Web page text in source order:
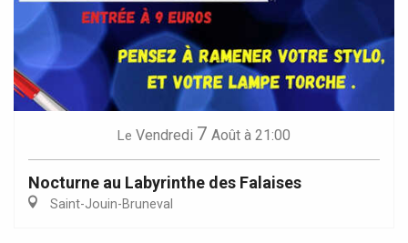
Le Vendredi 7 Août à 21:00
Nocturne au Labyrinthe des Falaises
Saint-Jouin-Bruneval